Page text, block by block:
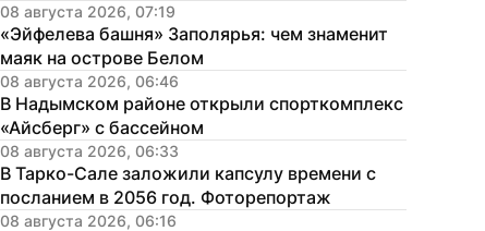
08 августа 2026, 07:19
«Эйфелева башня» Заполярья: чем знаменит
маяк на острове Белом
08 августа 2026, 06:46
В Надымском районе открыли спорткомплекс
«Айсберг» с бассейном
08 августа 2026, 06:33
В Тарко-Сале заложили капсулу времени с
посланием в 2056 год. Фоторепортаж
08 августа 2026, 06:16